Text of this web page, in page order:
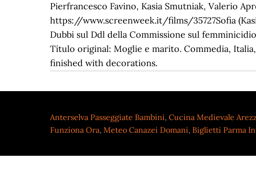
Pierfrancesco Favino, Kasia Smutniak, Valerio
https://www.screenweek.it/films/35727Sofia
Dubbi sul Ddl della Commissione sul
Título original: Moglie e marito. Commedia,
finished with decorations.
Anterselva Passeggiate Bambini, Cucina Medievale
Funziona Ora, Meteo Canazei Domani, Biglietti Parma